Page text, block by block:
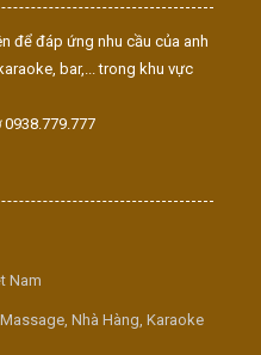
để đáp ứng nhu cầu của anh
bar,... trong khu vực
Nam
Nhà Hàng, Karaoke